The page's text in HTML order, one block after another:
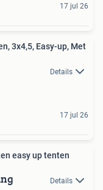
17 jul 26
3x4,5, Easy-up, Met
Details
17 jul 26
easy up tenten
Details